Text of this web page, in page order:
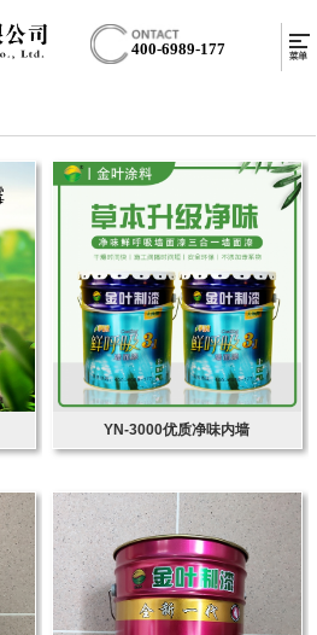
400-6989-177
YN-3000优质净味内墙